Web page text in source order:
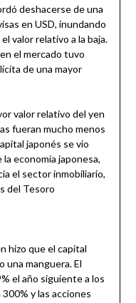
deshacerse de una
en USD, inundando
valor relativo a la baja.
el mercado tuvo
de una mayor
valor relativo del yen
fueran mucho menos
japonés se vio
economía japonesa,
el sector inmobiliario,
del Tesoro
hizo que el capital
una manguera. El
el año siguiente a los
y las acciones